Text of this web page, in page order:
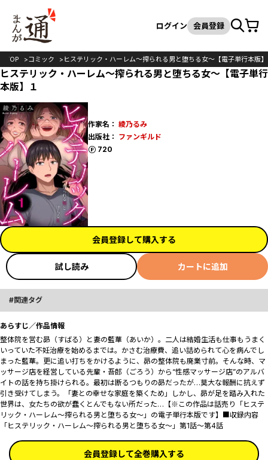
検索
ログイン 会員登録カート
TOP コミック ヒステリック・ハーレム～搾られる男と堕ちる女～【電子単行本版】
ヒステリック・ハーレム～搾られる男と堕ちる女～【電子単行
本版】１
作家名： 綾乃るみ
出版社： ファンギルド
720
ポイント
会員登録して購入する
試し読み カートに追加
関連タグ
あらすじ／作品情報
整体院を営む昴（すばる）と妻の藍華（あいか）。二人は結婚生活も仕事もうまく
いっていた――不妊治療を始めるまでは。かさむ治療費、追い詰められて心を病んでし
まった藍華。更に追い打ちをかけるように、昴の整体院も廃業寸前。そんな時、マ
ッサージ店を経営している先輩・吾郎（ごろう）から“性感マッサージ店”のアルバ
イトの話を持ち掛けられる。最初は断るつもりの昴だったが…莫大な報酬に抗えず
引き受けてしまう。「妻との幸せな家庭を築くため――」しかし、昴が足を踏み入れた
世界は、女たちの欲が蠢くとんでもない所だった…【※この作品は話売り「ヒステ
リック・ハーレム～搾られる男と堕ちる女～」の電子単行本版です】■収録内容
「ヒステリック・ハーレム～搾られる男と堕ちる女～」第1話～第4話
会員登録して全巻購入する